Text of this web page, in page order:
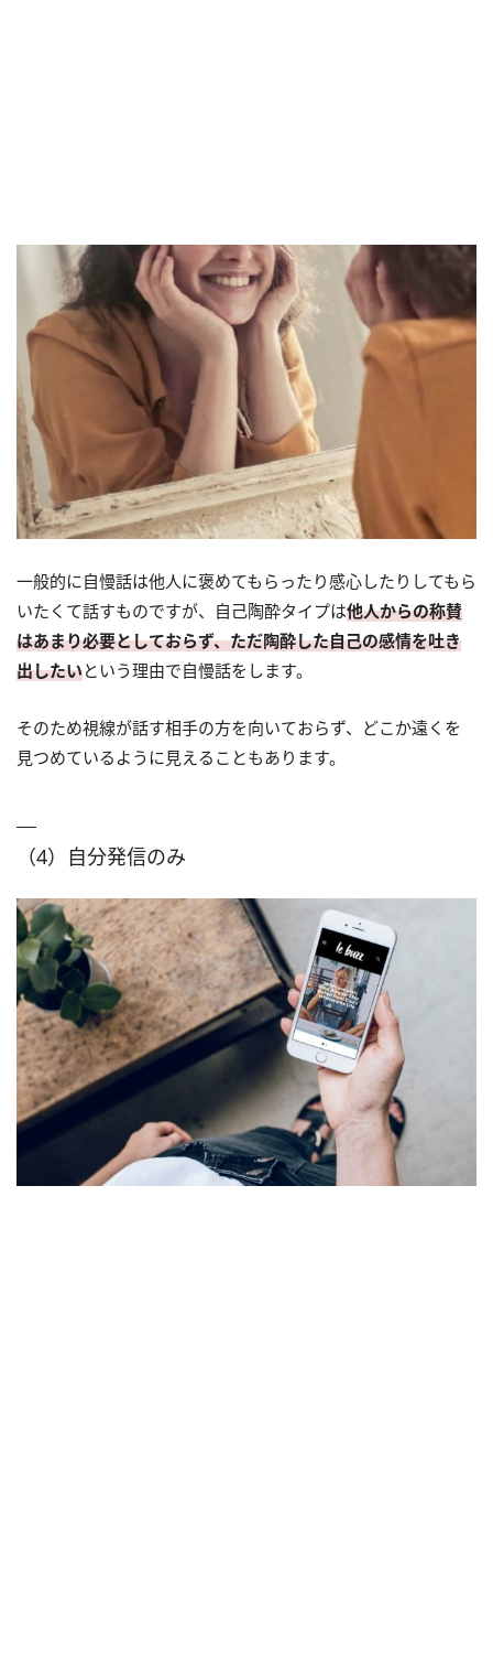
一般的に自慢話は他人に褒めてもらったり感心したりしてもら
いたくて話すものですが、自己陶酔タイプは他人からの称賛
はあまり必要としておらず、ただ陶酔した自己の感情を吐き
出したいという理由で自慢話をします。
そのため視線が話す相手の方を向いておらず、どこか遠くを
見つめているように見えることもあります。
（4）自分発信のみ